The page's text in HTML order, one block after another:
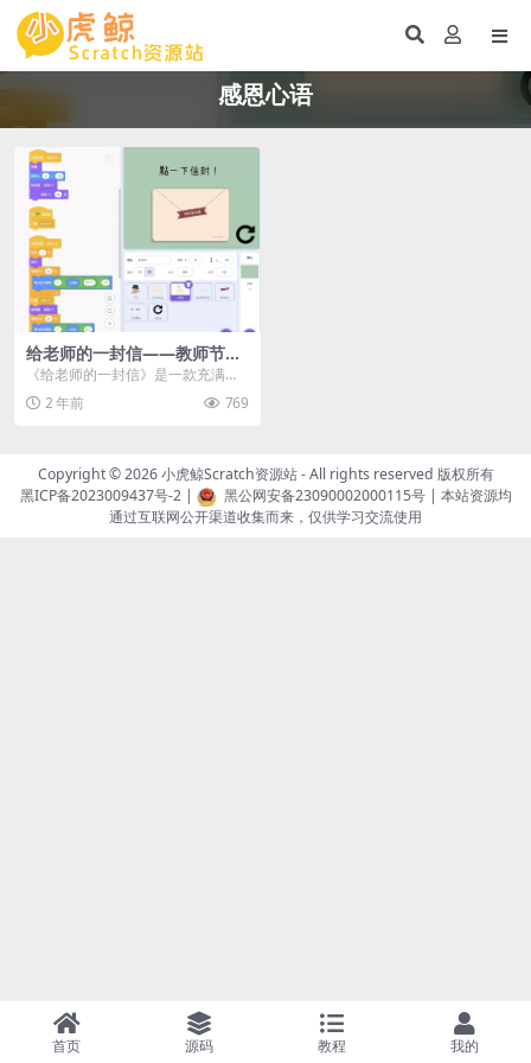
感恩心语
给老师的一封信——教师节作
品
《给老师的一封信》是一款充满温
情的Scratch作品，由学生亲手编程
制作，以独特...
2 年前 769
Copyright © 2026小虎鲸Scratch资源站- All rights reserved 版权所有
黑ICP备2023009437号-2| 黑公网安备23090002000115号| 本站资源均
通过互联网公开渠道收集而来，仅供学习交流使用
首页 源码 教程 我的